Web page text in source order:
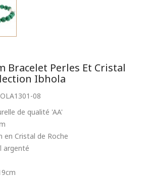
Bracelet Perles Et Cristal
Ibhola
08
de qualité 'AA'
en Cristal de Roche
argenté